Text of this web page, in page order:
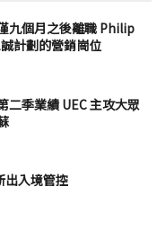
九個月之後離職 Philip
計劃的營銷崗位
二季業績 UEC 主攻大眾
出入境管控